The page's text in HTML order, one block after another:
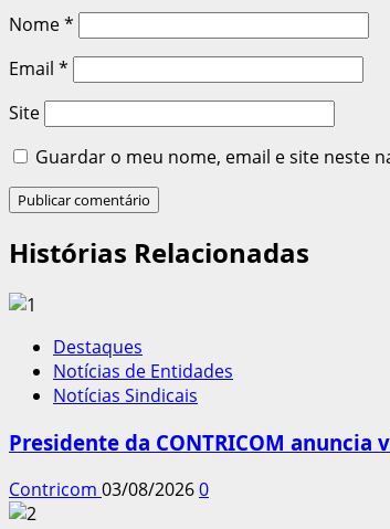
Nome*
Email *
Site
Guardar o meu nome, email e site neste
Histórias Relacionadas
Destaques
Notícias de Entidades
Notícias Sindicais
Presidente da CONTRICOM
Contricom 03/08/20260